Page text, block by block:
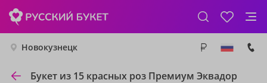
Новокузнецк
Букет из 15 красных роз Премиум Эквадор